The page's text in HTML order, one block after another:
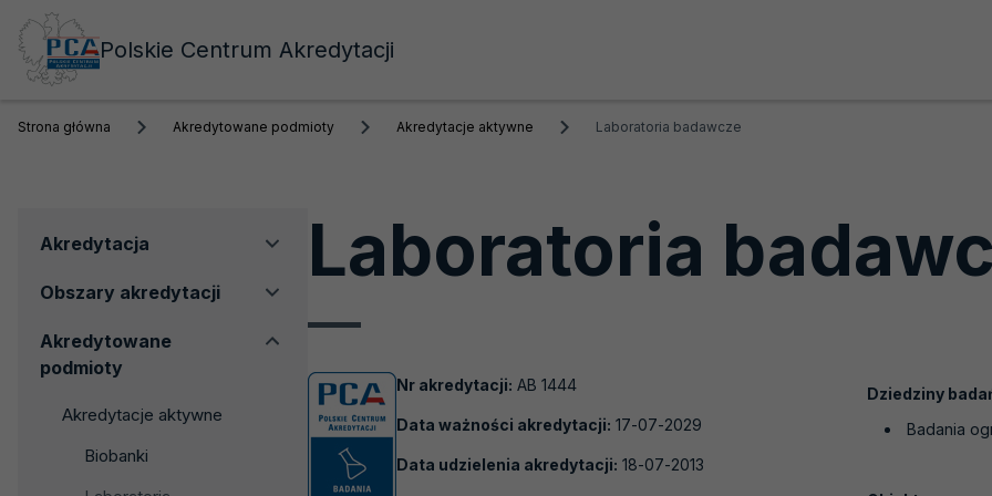
Polskie Centrum Akredytacji
Strona główna Akredytowane podmioty Akredytacje aktywne Laboratoria badawcze
Menu
Akredytacja
Obszary akredytacji
Akredytowane
podmioty
Akredytacje aktywne
Biobanki
Laboratoria
Nr akredytacji: AB 1444
Data ważności akredytacji: 17-07-2029
Data udzielenia akredytacji: 18-07-2013
Dziedziny
Badania